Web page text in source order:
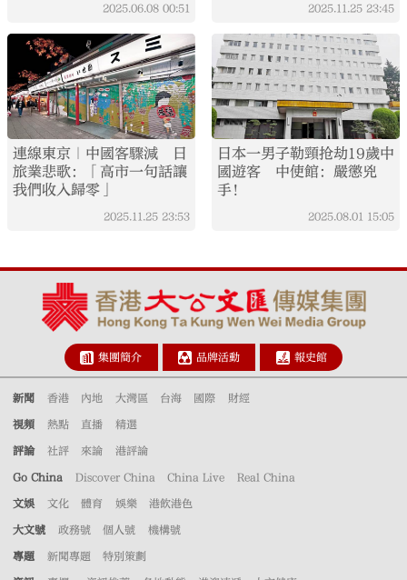
2025.06.08 00:51 2025.11.25 23:45
連線東京｜中國客驟減 日
旅業悲歌：「高市一句話讓
我們收入歸零」
2025.11.25 23:53
日本一男子勒頸抢劫19歲中
國遊客 中使館：嚴懲兇
手！
2025.08.01 15:05
集團簡介 品牌活動 報史館
新聞 香港 內地 大灣區 台海 國際 財經
視頻 熱點 直播 精選
評論 社評 來論 港評論
Go China Discover China China Live Real China
文娛 文化 體育 娛樂 港飲港色
大文號 政務號 個人號 機構號
專題 新聞專題 特別策劃